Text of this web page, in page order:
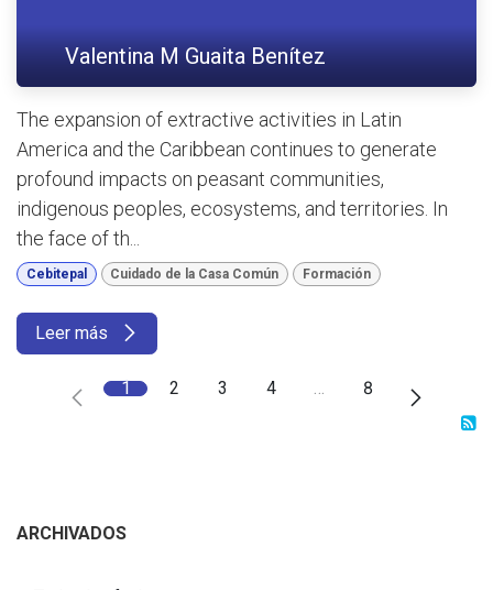
Valentina M Guaita Benítez
The expansion of extractive activities in Latin
America and the Caribbean continues to generate
profound impacts on peasant communities,
indigenous peoples, ecosystems, and territories. In
the face of th...
Cebitepal Cuidado de la Casa Común Formación
Leer más
1 2 3 4 … 8
ARCHIVADOS